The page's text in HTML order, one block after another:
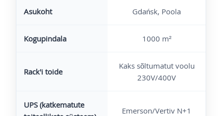
Asukoht Gdańsk, Poola
Kogupindala 1000 m²
Rack'i toide
Kaks sõltumatut voolu
230V/400V
UPS (katkematute
Emerson/Vertiv N+1